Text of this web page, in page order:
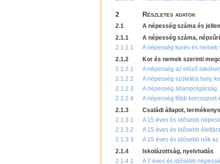
2 Részletes adatok
2.1
A népesség száma és
2.1.1
A népesség száma,
2.1.1.1
A népesség korév és
2.1.2
Kor és nemek szerinti
2.1.2.1
A népesség az előző
2.1.2.2
A népesség születési hely,
2.1.2.3
A népesség
2.1.2.4
A népesség főbb korcsoport
2.1.3
Családi állapot,
2.1.3.1
A 15 éves és idősebb
2.1.3.2
A 15 éves és idősebb
2.1.3.3
A 15 éves és idősebb nők
2.1.4
Iskolázottság, nyelvtudás
2.1.4.1
A 7 éves és idősebb